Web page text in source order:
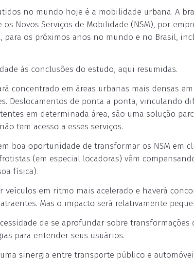
no mundo hoje é a mobilidade urbana. A
Novos Serviços de Mobilidade (NSM), por
para os próximos anos no mundo e no Brasil,
às conclusões do estudo, aqui resumidas.
concentrado em áreas urbanas mais densas
Deslocamentos de ponta a ponta, vinculando
em determinada área, são uma solução
tem acesso a esses serviços.
boa oportunidade de transformar os NSM em
(em especial locadoras) vêm
física).
veículos em ritmo mais acelerado e haverá
Mas o impacto será relativamente
de se aprofundar sobre transformações
para entender seus usuários.
sinergia entre transporte público e